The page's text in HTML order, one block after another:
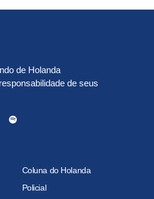
de Holanda
de seus
Coluna do Holanda
Policial